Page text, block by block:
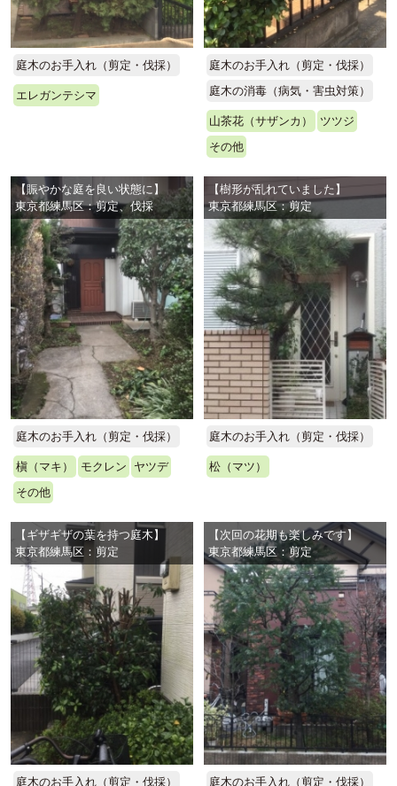
庭木のお手入れ（剪定・伐採）
エレガンテシマ
庭木のお手入れ（剪定・伐採）
庭木の消毒（病気・害虫対策）
山茶花（サザンカ）
ツツジ
その他
【賑やかな庭を良い状態に】
東京都練馬区：剪定、伐採
庭木のお手入れ（剪定・伐採）
槇（マキ） モクレン
ヤツデ
その他
【樹形が乱れていました】
東京都練馬区：剪定
庭木のお手入れ（剪定・伐採）
松（マツ）
【ギザギザの葉を持つ庭木】
東京都練馬区：剪定
庭木のお手入れ（剪定・伐採）
【次回の花期も楽しみです】
東京都練馬区：剪定
庭木のお手入れ（剪定・伐採）